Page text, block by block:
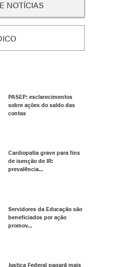
NOTÍCIAS
PASEP: esclarecimentos
sobre ações do saldo das
contas
Cardiopatia grave para fins
de isenção de IR:
prevalência...
Servidores da Educação são
beneficiados por ação
promov...
Justiça Federal pagará mais